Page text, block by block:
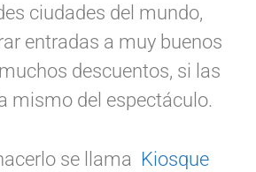
ciudades del mundo,
entradas a muy buenos
descuentos, si las
mismo del espectáculo.
se llama Kiosque